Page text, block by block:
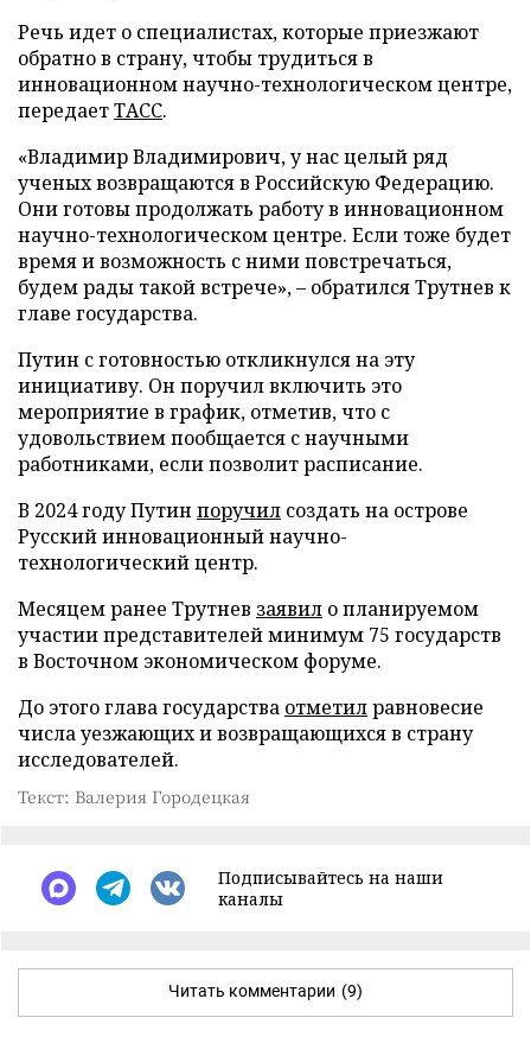
Речь идет о специалистах, которые приезжают
обратно в страну, чтобы трудиться в
инновационном научно-технологическом центре,
передаетТАСС.
«Владимир Владимирович, у нас целый ряд
ученых возвращаются в Российскую Федерацию.
Они готовы продолжать работу в инновационном
научно-технологическом центре. Если тоже будет
время и возможность с ними повстречаться,
будем рады такой встрече», – обратился Трутнев к
главе государства.
Путин с готовностью откликнулся на эту
инициативу. Он поручил включить это
мероприятие в график, отметив, что с
удовольствием пообщается с научными
работниками, если позволит расписание.
В 2024 году Путин поручил создать на острове
Русский инновационный научно-
технологический центр.
Месяцем ранее Трутнев заявил о планируемом
участии представителей минимум 75 государств
в Восточном экономическом форуме.
До этого глава государства отметилравновесие
числа уезжающих и возвращающихся в страну
исследователей.
Текст: Валерия Городецкая
Подписывайтесь на наши
каналы
Читать комментарии (9)